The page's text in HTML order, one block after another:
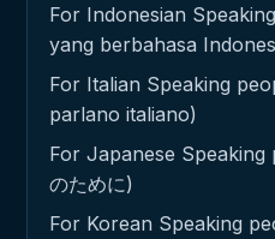
For Indonesian
yang berbahasa
For Italian Speaking
parlano italiano)
For Japanese Speaking
のために)
For Korean Speaking